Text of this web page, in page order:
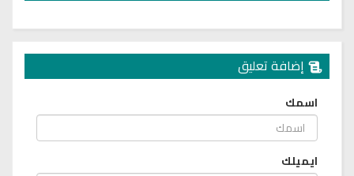
إضافة تعليق
اسمك
ايميلك